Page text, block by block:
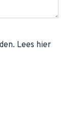
Lees hier